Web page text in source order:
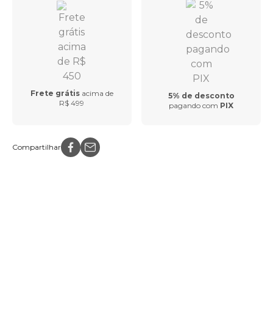
Frete grátis acima de
R$ 499
5% de desconto
pagando com PIX
Compartilhar